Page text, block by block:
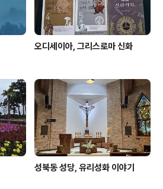
오디세이아, 그리스로마 신화
성북동 성당, 유리성화 이야기